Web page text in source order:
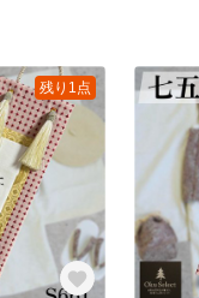
残り1点